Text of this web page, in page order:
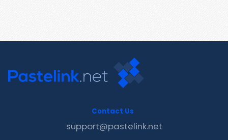
Contact Us
support@pastelink.net